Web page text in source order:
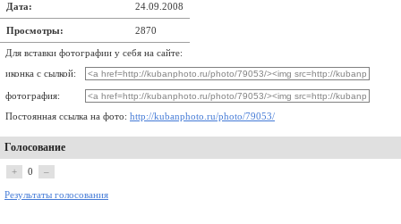
Дата: 24.09.2008
Просмотры: 2870
Для вставки фотографии у себя на сайте:
иконка с сылкой:
фотография:
Постоянная ссылка на фото: http://kubanphoto.ru/photo/79053/
Голосование
+ 0 –
Результаты голосования